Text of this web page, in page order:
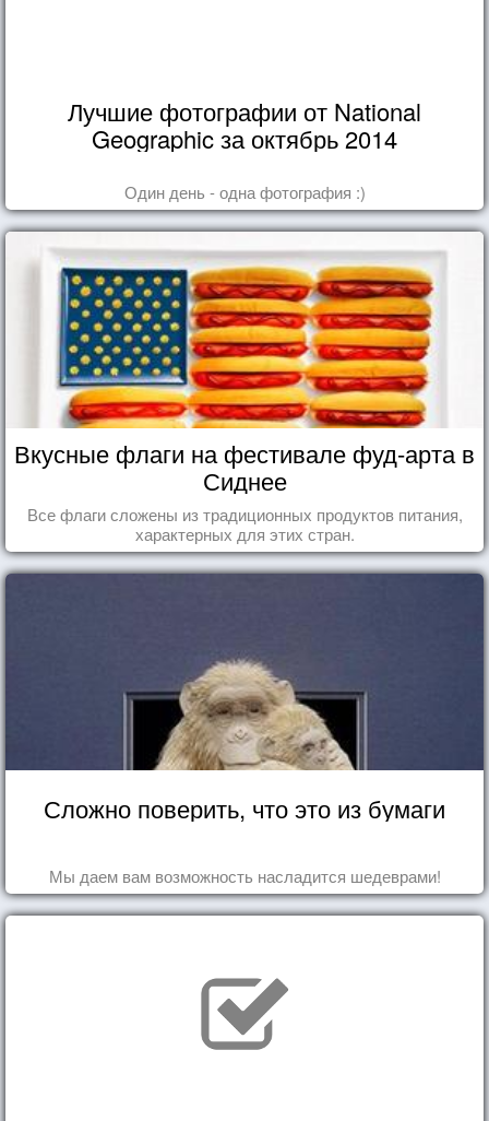
Лучшие фотографии от National
Geographic за октябрь 2014
Один день - одна фотография :)
Вкусные флаги на фестивале фуд-арта в
Сиднее
Все флаги сложены из традиционных продуктов питания,
характерных для этих стран.
Сложно поверить, что это из бумаги
Мы даем вам возможность насладится шедеврами!